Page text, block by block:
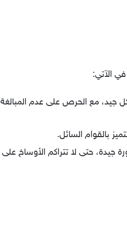
الآتي:
جيد، مع الحرص على عدم المبالغة
بالقوام السائل.
حتى لا تتراكم الأوساخ على